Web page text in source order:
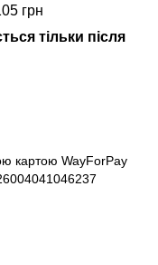
грн
тільки після
картою WayForPay